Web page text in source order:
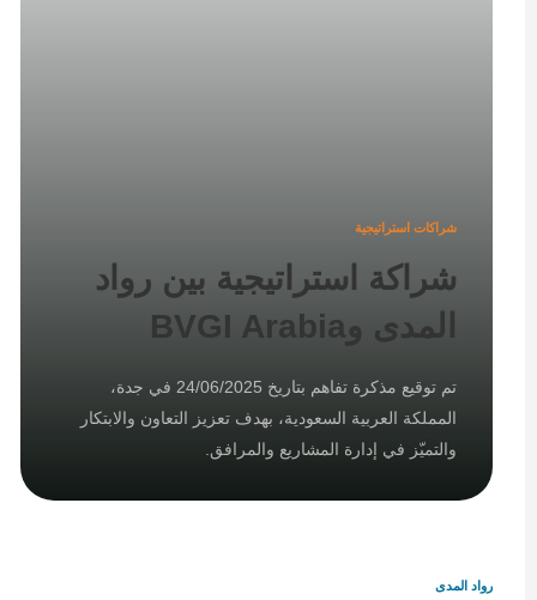
شراكات استراتيجية
شراكة استراتيجية بين رواد
المدى وBVGI Arabia
تم توقيع مذكرة تفاهم بتاريخ 24/06/2025 في جدة،
المملكة العربية السعودية، بهدف تعزيز التعاون والابتكار
والتميّز في إدارة المشاريع والمرافق.
رواد المدى